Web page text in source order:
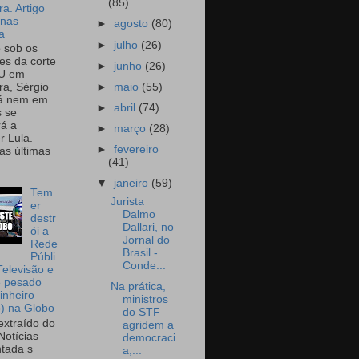
Artigo
sob os
da corte
em
Sérgio
nem em
se
a
Lula.
últimas
Tem
er
destr
ói a
Rede
Públi
e
pesado
na Globo
do
s
(85)
►agosto (80)
► julho (26)
► junho (26)
► maio (55)
►abril (74)
► março (28)
►fevereiro
(41)
▼ janeiro (59)
Jurista
Dalmo
Dallari, no
Jornal do
Brasil -
Conde...
Na prática,
ministros
do STF
agridem a
democraci
a,...